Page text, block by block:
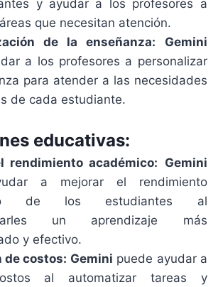
y ayudar a los profesores a
que necesitan atención.
de la enseñanza:
Gemini
a los profesores a personalizar
para atender a las necesidades
de cada estudiante.
educativas:
rendimiento académico: Gemini
a mejorar el rendimiento
de los estudiantes al
un aprendizaje más
y efectivo.
de costos: Gemini puede ayudar a
al automatizar tareas y